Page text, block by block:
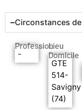
Circonstances
Profession
-
Lieu
Domicile
GTE
514-
Savigny
(74)